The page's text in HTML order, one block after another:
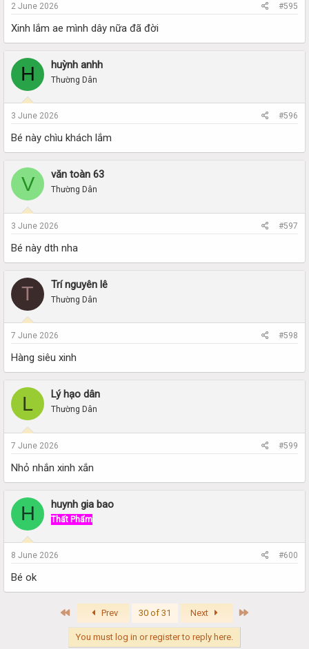
2 June 2026 #595
Xinh lắm ae mình dây nữa đã đời
H huỳnh anhh
Thường Dân
3 June 2026 #596
Bé này chìu khách lắm
V văn toàn 63
Thường Dân
3 June 2026 #597
Bé này dth nha
T Trí nguyên lê
Thường Dân
7 June 2026 #598
Hàng siêu xinh
L Lý hạo dân
Thường Dân
7 June 2026 #599
Nhỏ nhắn xinh xắn
H huynh gia bao
Thất Phẩm
8 June 2026 #600
Bé ok
First Prev 30 of 31 Next
You must log in or register to reply here.